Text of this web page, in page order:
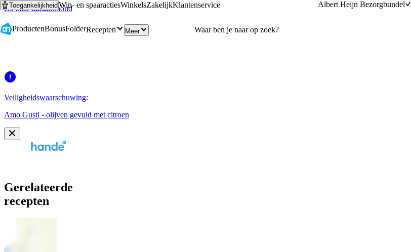
Ga naar hoofdinhoud
Ga naar zoeken
ToegankelijkheidWin- en spaaractiesWinkelsZakelijkKlantenservice Albert Heijn Bezorgbundel
ProductenBonusFolderRecepten Meer
Veiligheidswaarschuwing:
Amo Gusti - olijven gevuld met citroen
Gerelateerde
recepten